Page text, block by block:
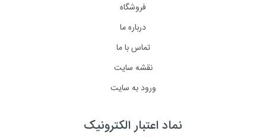
فروشگاه
درباره ما
تماس با ما
نقشه سایت
ورود به سایت
نماد اعتبار الکترونیک